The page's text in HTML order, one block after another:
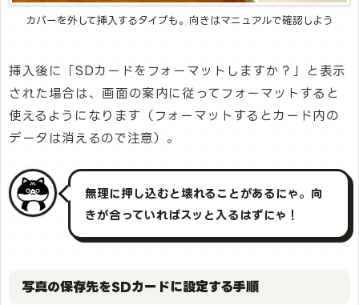
カバーを外して挿入するタイプも。向きはマニュアルで確認しよう
挿入後に「SDカードをフォーマットしますか？」と表示
された場合は、画面の案内に従ってフォーマットすると
使えるようになります（フォーマットするとカード内の
データは消えるので注意）。
無理に押し込むと壊れることがあるにゃ。向
きが合っていればスッと入るはずにゃ！
写真の保存先をSDカードに設定する手順